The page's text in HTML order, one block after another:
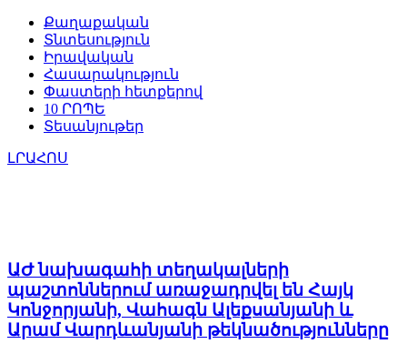
Քաղաքական
Տնտեսություն
Իրավական
Հասարակություն
Փաստերի հետքերով
10 ՐՈՊԵ
Տեսանյութեր
ԼՐԱՀՈՍ
ԱԺ նախագահի տեղակալների
պաշտոններում առաջադրվել են Հայկ
Կոնջորյանի, Վահագն Ալեքսանյանի և
Արամ Վարդևանյանի թեկնածությունները